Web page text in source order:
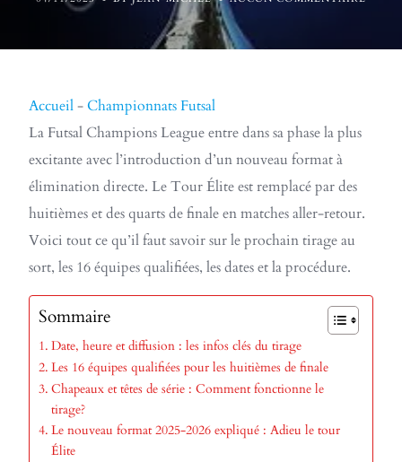
Accueil-Championnats Futsal
La Futsal Champions League entre dans sa phase la plus
excitante avec l’introduction d’un nouveau format à
élimination directe. Le Tour Élite est remplacé par des
huitièmes et des quarts de finale en matches aller-retour.
Voici tout ce qu’il faut savoir sur le prochain tirage au
sort, les 16 équipes qualifiées, les dates et la procédure.
Sommaire
Date, heure et diffusion : les infos clés du tirage
Les 16 équipes qualifiées pour les huitièmes de finale
Chapeaux et têtes de série : Comment fonctionne le
tirage?
Le nouveau format 2025-2026 expliqué : Adieu le tour
Élite